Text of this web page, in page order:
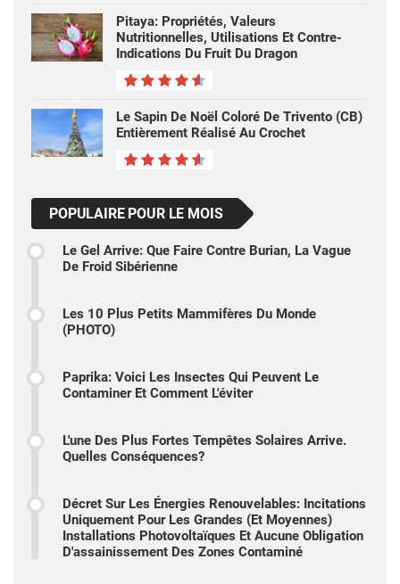
Pitaya: Propriétés, Valeurs
Nutritionnelles, Utilisations Et Contre-
Indications Du Fruit Du Dragon
Le Sapin De Noël Coloré De Trivento (CB)
Entièrement Réalisé Au Crochet
POPULAIRE POUR LE MOIS
Le Gel Arrive: Que Faire Contre Burian, La Vague
De Froid Sibérienne
Les 10 Plus Petits Mammifères Du Monde
(PHOTO)
Paprika: Voici Les Insectes Qui Peuvent Le
Contaminer Et Comment L'éviter
L'une Des Plus Fortes Tempêtes Solaires Arrive.
Quelles Conséquences?
Décret Sur Les Énergies Renouvelables: Incitations
Uniquement Pour Les Grandes (et Moyennes)
Installations Photovoltaïques Et Aucune Obligation
D'assainissement Des Zones Contaminé